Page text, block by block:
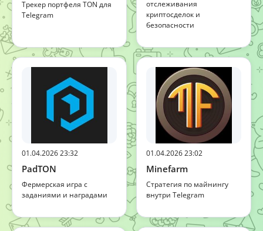
Трекер портфеля TON для
Telegram
отслеживания
криптосделок и
безопасности
01.04.2026 23:32
PadTON
Фермерская игра с
заданиями и наградами
01.04.2026 23:02
Minefarm
Стратегия по майнингу
внутри Telegram